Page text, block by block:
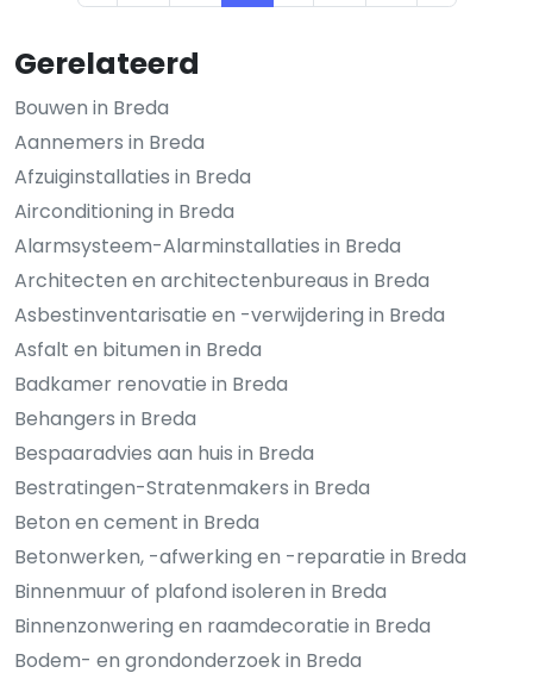
Gerelateerd
Bouwen in Breda
Aannemers in Breda
Afzuiginstallaties in Breda
Airconditioning in Breda
Alarmsysteem-Alarminstallaties in Breda
Architecten en architectenbureaus in Breda
Asbestinventarisatie en -verwijdering in Breda
Asfalt en bitumen in Breda
Badkamer renovatie in Breda
Behangers in Breda
Bespaaradvies aan huis in Breda
Bestratingen-Stratenmakers in Breda
Beton en cement in Breda
Betonwerken, -afwerking en -reparatie in Breda
Binnenmuur of plafond isoleren in Breda
Binnenzonwering en raamdecoratie in Breda
Bodem- en grondonderzoek in Breda